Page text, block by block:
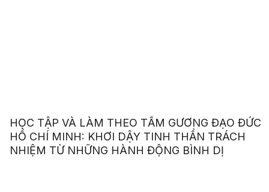
HỌC TẬP VÀ LÀM THEO TẤM GƯƠNG ĐẠO ĐỨC
HỒ CHÍ MINH: KHƠI DẬY TINH THẦN TRÁCH
NHIỆM TỪ NHỮNG HÀNH ĐỘNG BÌNH DỊ